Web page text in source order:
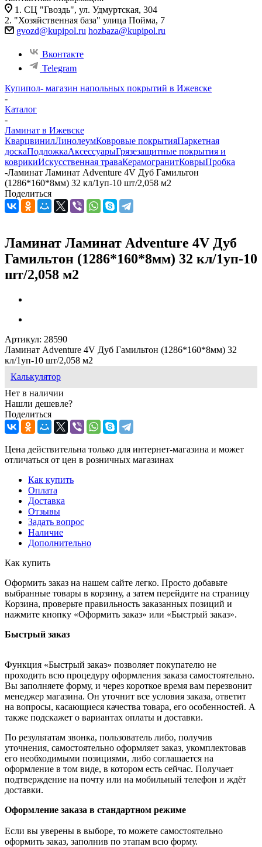
1. СЦ "Гвоздь", ул. Удмуртская, 304
2. "Хозяйственная база" улица Пойма, 7
gvozd@kupipol.ru hozbaza@kupipol.ru
Вконтакте
Telegram
Купипол- магазин напольных покрытий в Ижевске
-
Каталог
-
Ламинат в Ижевске
КварцвинилЛинолеумКовровые покрытияПаркетная
доскаПодложкаАксессуарыГрязезащитные покрытия и
коврикиИскусственная траваКерамогранитКоврыПробка
-Ламинат Ламинат Adventure 4V Дуб Гамильтон
(1286*160*8мм) 32 кл/1уп-10 шт/2,058 м2
Поделиться
Ламинат Ламинат Adventure 4V Дуб
Гамильтон (1286*160*8мм) 32 кл/1уп-10
шт/2,058 м2
Артикул: 28590
Ламинат Adventure 4V Дуб Гамильтон (1286*160*8мм) 32
кл/1уп-10 шт/2,058 м2
Калькулятор
Нет в наличии
Нашли дешевле?
Поделиться
Цена действительна только для интернет-магазина и может
отличаться от цен в розничных магазинах
Как купить
Оплата
Доставка
Отзывы
Задать вопрос
Наличие
Дополнительно
Как купить
Оформить заказ на нашем сайте легко. Просто добавьте
выбранные товары в корзину, а затем перейдите на страницу
Корзина, проверьте правильность заказанных позиций и
нажмите кнопку «Оформить заказ» или «Быстрый заказ».
Быстрый заказ
Функция «Быстрый заказ» позволяет покупателю не
проходить всю процедуру оформления заказа самостоятельно.
Вы заполняете форму, и через короткое время вам перезвонит
менеджер магазина. Он уточнит все условия заказа, ответит
на вопросы, касающиеся качества товара, его особенностей. А
также подскажет о вариантах оплаты и доставки.
По результатам звонка, пользователь либо, получив
уточнения, самостоятельно оформляет заказ, укомплектовав
его необходимыми позициями, либо соглашается на
оформление в том виде, в котором есть сейчас. Получает
подтверждение на почту или на мобильный телефон и ждёт
доставки.
Оформление заказа в стандартном режиме
Если вы уверены в выборе, то можете самостоятельно
оформить заказ, заполнив по этапам всю форму.